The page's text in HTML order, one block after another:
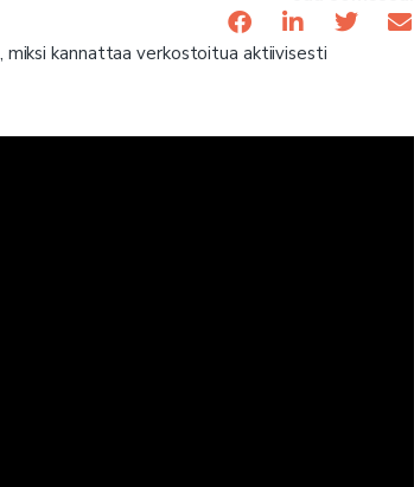
kannattaa verkostoitua aktiivisesti